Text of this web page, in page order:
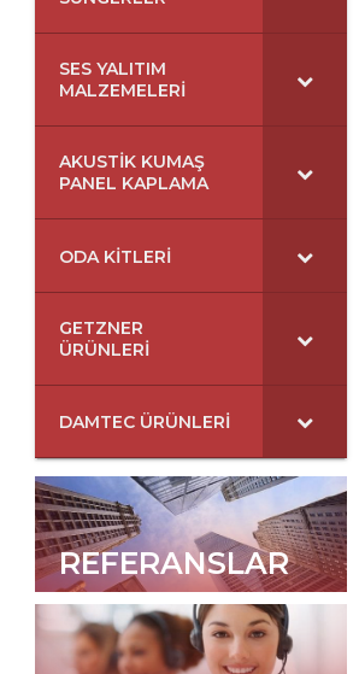
SES YALITIM
MALZEMELERI
AKUSTIK KUMAŞ
PANEL KAPLAMA
ODA KITLERI
GETZNER
ÜRÜNLERI
DAMTEC ÜRÜNLERI
REFERANSLAR